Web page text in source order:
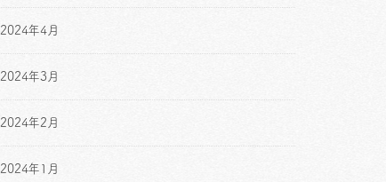
2024年4月
2024年3月
2024年2月
2024年1月